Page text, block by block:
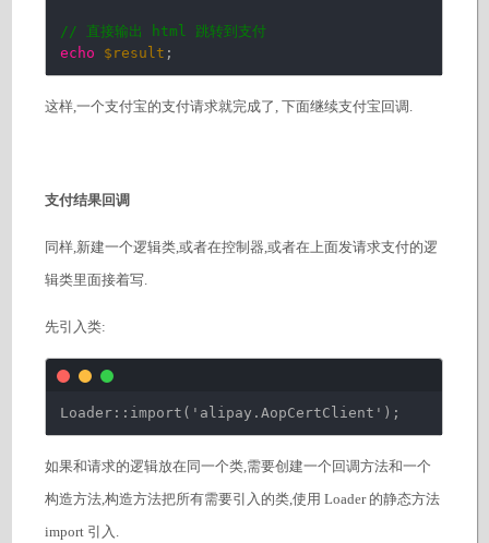
// 直接输出 html 跳转到支付
echo
$result ;
这样,一个支付宝的支付请求就完成了, 下面继续支付宝回调.
支付结果回调
同样,新建一个逻辑类,或者在控制器,或者在上面发请求支付的逻
辑类里面接着写.
先引入类:
Loader::import( 'alipay.AopCertClient' );
如果和请求的逻辑放在同一个类,需要创建一个回调方法和一个
构造方法,构造方法把所有需要引入的类,使用 Loader 的静态方法
import 引入.